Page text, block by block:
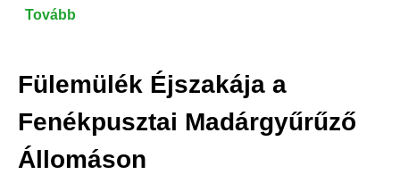
Tovább
madár,
fotó”
fotópályázat)
Fülemülék Éjszakája a
Fenékpusztai Madárgyűrűző
Állomáson